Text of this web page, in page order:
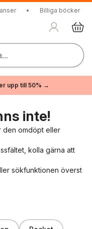
• Billiga böcker
upp till 50% →
inte!
den omdöpt eller
kolla gärna att
sökfunktionen överst